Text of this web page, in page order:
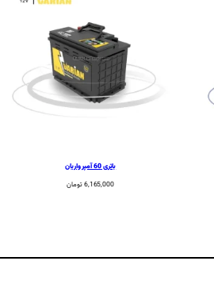
باتری 60 آمپر واریان
6,165,000تومان